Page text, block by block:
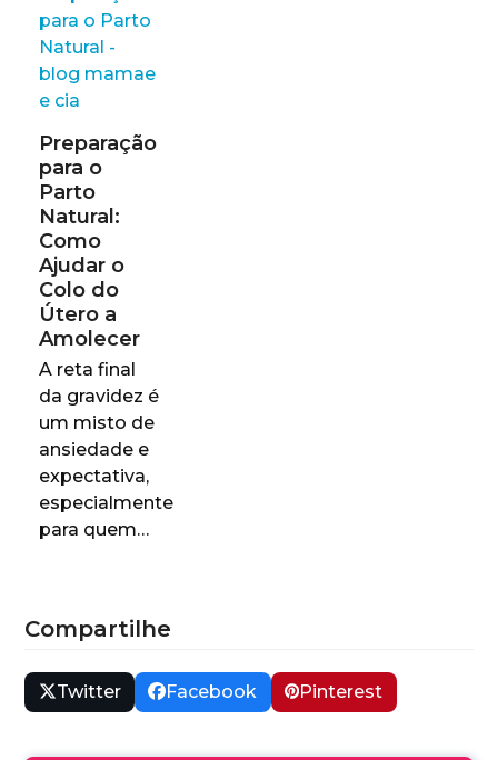
Preparação
para o
Parto
Natural:
Como
Ajudar o
Colo do
Útero a
Amolecer
A reta final
da gravidez é
um misto de
ansiedade e
expectativa,
especialmente
para quem…
Compartilhe
Twitter Facebook Pinterest